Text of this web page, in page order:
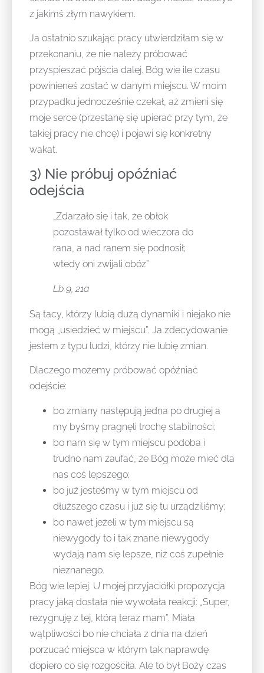
z jakimś złym nawykiem.
Ja ostatnio szukając pracy utwierdziłam się w
przekonaniu, że nie należy próbować
przyspieszać pójścia dalej. Bóg wie ile czasu
powinieneś zostać w danym miejscu. W moim
przypadku jednocześnie czekał, aż zmieni się
moje serce (przestanę się upierać przy tym, że
takiej pracy nie chcę) i pojawi się konkretny
wakat.
3) Nie próbuj opóźniać
odejścia
„Zdarzało się i tak, że obłok
pozostawał tylko od wieczora do
rana, a nad ranem się podnosił;
wtedy oni zwijali obóz”
Lb 9, 21a
Są tacy, którzy lubią dużą dynamiki i niejako nie
mogą „usiedzieć w miejscu”. Ja zdecydowanie
jestem z typu ludzi, którzy nie lubię zmian.
Dlaczego możemy próbować opóźniać
odejście:
bo zmiany następują jedna po drugiej a
my byśmy pragnęli trochę stabilności;
bo nam się w tym miejscu podoba i
trudno nam zaufać, że Bóg może mieć dla
nas coś lepszego;
bo już jesteśmy w tym miejscu od
dłuższego czasu i już się tu urządziliśmy;
bo nawet jeżeli w tym miejscu są
niewygody to i tak znane niewygody
wydają nam się lepsze, niż coś zupełnie
nieznanego.
Bóg wie lepiej. U mojej przyjaciółki propozycja
pracy jaką dostała nie wywołała reakcji: „Super,
rezygnuję z tej, którą teraz mam”. Miała
wątpliwości bo nie chciała z dnia na dzień
porzucać miejsca w którym tak naprawdę
dopiero co się rozgościła. Ale to był Boży czas